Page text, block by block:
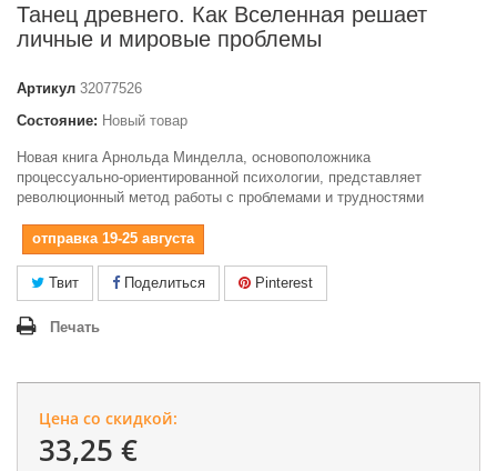
Танец древнего. Как Вселенная решает
личные и мировые проблемы
Артикул 32077526
Состояние: Новый товар
Новая книга Арнольда Минделла, основоположника
процессуально-ориентированной психологии, представляет
революционный метод работы с проблемами и трудностями
отправка 19-25 августа
Твит Поделиться Pinterest
Печать
Цена со скидкой:
33,25 €